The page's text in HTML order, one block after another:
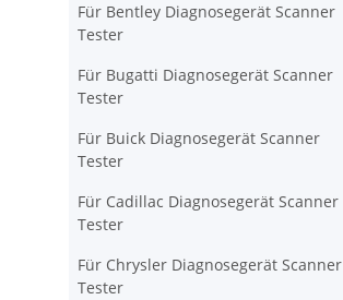
Für Bentley Diagnosegerät Scanner
Tester
Für Bugatti Diagnosegerät Scanner
Tester
Für Buick Diagnosegerät Scanner
Tester
Für Cadillac Diagnosegerät Scanner
Tester
Für Chrysler Diagnosegerät Scanner
Tester